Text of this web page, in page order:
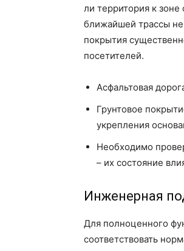
ли территория к
ближайшей трассы
покрытия
посетителей.
Асфальтовая
Грунтовое
укрепления
Необходимо
– их состояние
Инженерная
Для полноценного
соответствовать